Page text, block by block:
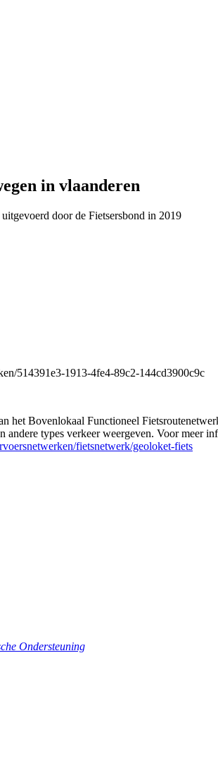
in vlaanderen
door de Fietsersbond in 2019
514391e3-1913-4fe4-89c2-144cd3900c9c
het Bovenlokaal Functioneel
types verkeer weergeven. Voor meer
fietsnetwerk/geoloket-fiets
Ondersteuning